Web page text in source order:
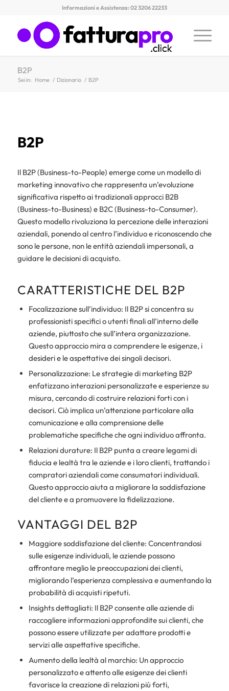
Informazioni e Assistenza: 02 3206 22233
B2P
Sei in: Home / Dizionario / B2P
B2P
Il B2P (Business-to-People) emerge come un modello di
marketing innovativo che rappresenta un’evoluzione
significativa rispetto ai tradizionali approcci B2B
(Business-to-Business) e B2C (Business-to-Consumer).
Questo modello rivoluziona la percezione delle interazioni
aziendali, ponendo al centro l’individuo e riconoscendo che
sono le persone, non le entità aziendali impersonali, a
guidare le decisioni di acquisto.
CARATTERISTICHE DEL B2P
Focalizzazione sull’individuo: Il B2P si concentra su
professionisti specifici o utenti finali all’interno delle
aziende, piuttosto che sull’intera organizzazione.
Questo approccio mira a comprendere le esigenze, i
desideri e le aspettative dei singoli decisori.
Personalizzazione: Le strategie di marketing B2P
enfatizzano interazioni personalizzate e esperienze su
misura, cercando di costruire relazioni forti con i
decisori. Ciò implica un’attenzione particolare alla
comunicazione e alla comprensione delle
problematiche specifiche che ogni individuo affronta.
Relazioni durature: Il B2P punta a creare legami di
fiducia e lealtà tra le aziende e i loro clienti, trattando i
compratori aziendali come consumatori individuali.
Questo approccio aiuta a migliorare la soddisfazione
del cliente e a promuovere la fidelizzazione.
VANTAGGI DEL B2P
Maggiore soddisfazione del cliente: Concentrandosi
sulle esigenze individuali, le aziende possono
affrontare meglio le preoccupazioni dei clienti,
migliorando l’esperienza complessiva e aumentando la
probabilità di acquisti ripetuti.
Insights dettagliati: Il B2P consente alle aziende di
raccogliere informazioni approfondite sui clienti, che
possono essere utilizzate per adattare prodotti e
servizi alle aspettative specifiche.
Aumento della lealtà al marchio: Un approccio
personalizzato e attento alle esigenze dei clienti
favorisce la creazione di relazioni più forti,